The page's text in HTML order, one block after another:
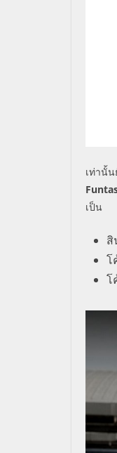
เท่านั้
เป็น
สิ
โ
โ